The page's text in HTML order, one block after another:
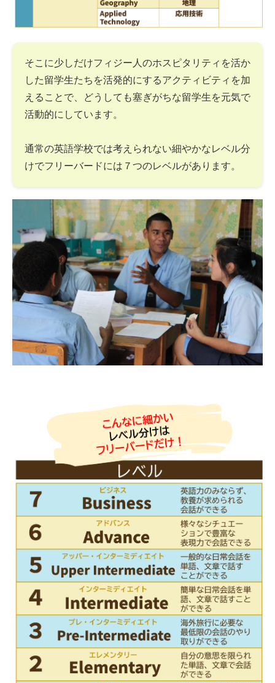
そこに少しだけフィジー人のホスピタリティを活か
した留学生たちを活発的にするアクティビティを加
えることで、どうしても塞ぎがちな留学生を元気で
活動的にしています。
通常の英語学校では考えられない細やかなレベル分
けでフリーバードには７つのレベルがあります。